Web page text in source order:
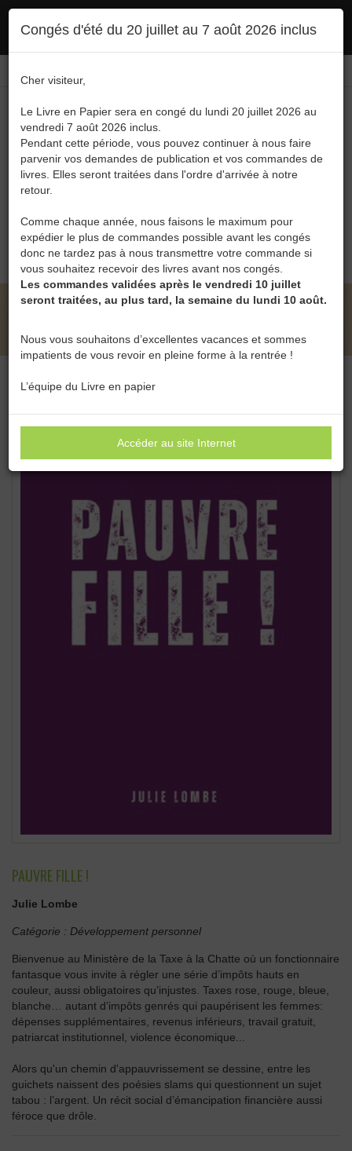
l'utilisation :politique en matière de confidentialité Accepter
Congés d'été du 20 juillet au 7 août 2026 inclus
Cher visiteur,
Le Livre en Papier sera en congé du lundi 20 juillet 2026 au
vendredi 7 août 2026 inclus.
Pendant cette période, vous pouvez continuer à nous faire
parvenir vos demandes de publication et vos commandes de
livres. Elles seront traitées dans l'ordre d'arrivée à notre
retour.
Comme chaque année, nous faisons le maximum pour
expédier le plus de commandes possible avant les congés
donc ne tardez pas à nous transmettre votre commande si
vous souhaitez recevoir des livres avant nos congés.
Les commandes validées après le vendredi 10 juillet
seront traitées, au plus tard, la semaine du lundi 10 août.
Nous vous souhaitons d’excellentes vacances et sommes
impatients de vous revoir en pleine forme à la rentrée !
L’équipe du Livre en papier
Accéder au site Internet
Menu
0
LE LIVRE EN PAPIER • PAUVRE FILLE ! DE JULIE
LOMBE
PAUVRE FILLE !
Julie Lombe
Catégorie : Développement personnel
Bienvenue au Ministère de la Taxe à la Chatte où un fonctionnaire
fantasque vous invite à régler une série d’impôts hauts en
couleur, aussi obligatoires qu’injustes. Taxes rose, rouge, bleue,
blanche… autant d’impôts genrés qui paupérisent les femmes:
dépenses supplémentaires, revenus inférieurs, travail gratuit,
patriarcat institutionnel, violence économique...
Alors qu'un chemin d'appauvrissement se dessine, entre les
guichets naissent des poésies slams qui questionnent un sujet
tabou : l’argent. Un récit social d’émancipation financière aussi
féroce que drôle.